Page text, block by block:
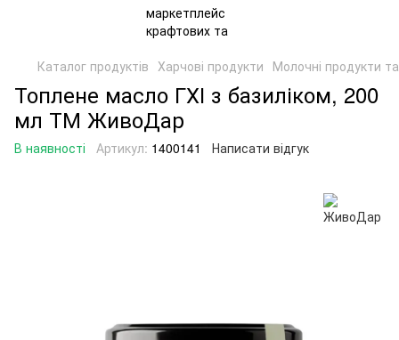
Каталог продуктів Харчові продукти Молочні продукти
Топлене масло ГХІ з базиліком, 200
мл ТМ ЖивоДар
В наявності Артикул: 1400141 Написати відгук